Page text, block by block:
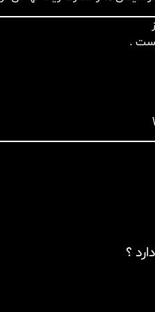
است .
؟